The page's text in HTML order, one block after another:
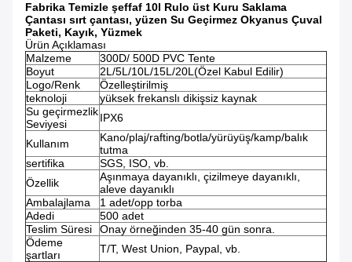
Fabrika Temizle şeffaf 10l Rulo üst Kuru Saklama
Çantası sırt çantası, yüzen Su Geçirmez Okyanus Çuval
Paketi, Kayık, Yüzmek
Ürün Açıklaması
Malzeme
300D/ 500D PVC Tente
Boyut
2L/5L/10L/15L/20L(Özel Kabul Edilir)
Logo/Renk
Özelleştirilmiş
teknoloji
yüksek frekanslı dikişsiz kaynak
Su geçirmezlik
Seviyesi
IPX6
Kullanım
Kano/plaj/rafting/botla/yürüyüş/kamp/balık
tutma
sertifika
SGS, ISO, vb.
Özellik
Aşınmaya dayanıklı, çizilmeye dayanıklı,
aleve dayanıklı
Ambalajlama
1 adet/opp torba
Adedi
500 adet
Teslim Süresi
Onay örneğinden 35-40 gün sonra.
Ödeme
şartları
T/T, West Union, Paypal, vb.